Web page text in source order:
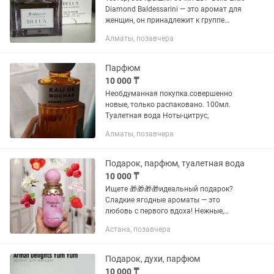
Diamond Baldessarini — это аромат для
женщин, он принадлежит к группе
издание: Bella Lilac Diamond выпущен в
Алматы, позавчера
Парфюм
10 000 ₸
Необдуманная покупка.совершенно
новые, только распаковано. 100мл.
Туалетная вода Ноты-цитрус,
Алматы, позавчера
Подарок, парфюм, туалетная вода
10 000 ₸
Ищете 🎁🎁🎁🎁идеальный подарок?
Сладкие ягодные ароматы — это
любовь с первого вдоха! Нежные,
настроение праздника и подойдут
даже...
Астана, позавчера
Подарок, духи, парфюм
10 000 ₸